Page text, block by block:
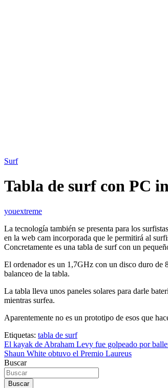
Surf
Tabla de surf con PC
youextreme
La tecnología también se presenta para los
en la web cam incorporada que le permitirá al
Concretamente es una tabla de surf con un
El ordenador es un 1,7GHz con un disco duro de
balanceo de la tabla.
La tabla lleva unos paneles solares para darle
mientras surfea.
Aparentemente no es un prototipo de esos que
Etiquetas: tabla de surf
Navegación
de
entradas
El kayak de Abraham Levy fue golpeado por
Shaun White obtuvo el Premio Laureus
Buscar
Buscar